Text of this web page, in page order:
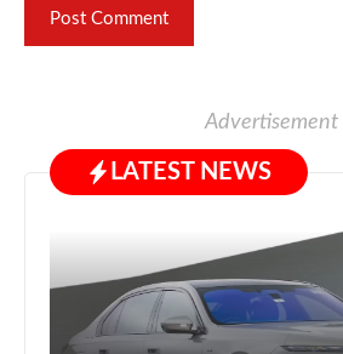
Advertisement
LATEST NEWS